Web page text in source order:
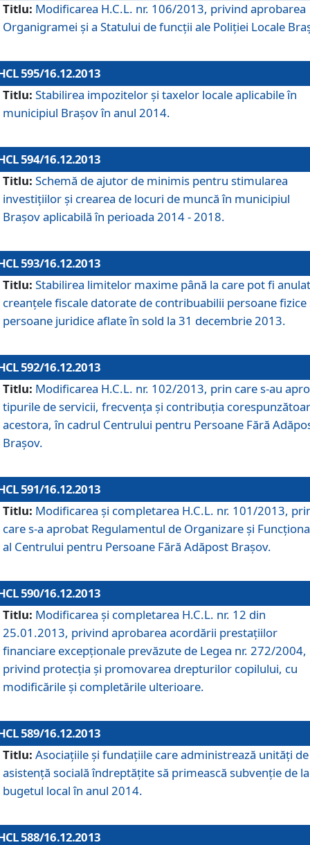
Titlu: Modificarea H.C.L. nr. 106/2013, privind aprobarea
Organigramei şi a Statului de funcţii ale Poliţiei Locale
595/16.12.2013
Titlu: Stabilirea impozitelor şi taxelor locale aplicabile în
municipiul Braşov în anul 2014.
594/16.12.2013
Titlu: Schemă de ajutor de minimis pentru stimularea
investiţiilor şi crearea de locuri de muncă în municipiul
Braşov aplicabilă în perioada 2014 - 2018.
593/16.12.2013
Titlu: Stabilirea limitelor maxime până la care pot fi
creanţele fiscale datorate de contribuabilii persoane fizice
persoane juridice aflate în sold la 31 decembrie 2013.
592/16.12.2013
Titlu: Modificarea H.C.L. nr. 102/2013, prin care s-au
tipurile de servicii, frecvenţa şi contribuţia
acestora, în cadrul Centrului pentru Persoane Fără
Braşov.
591/16.12.2013
Titlu: Modificarea şi completarea H.C.L. nr. 101/2013,
care s-a aprobat Regulamentul de Organizare şi
al Centrului pentru Persoane Fără Adăpost Braşov.
590/16.12.2013
Titlu: Modificarea şi completarea H.C.L. nr. 12 din
25.01.2013, privind aprobarea acordării prestaţiilor
financiare excepţionale prevăzute de Legea nr. 272/2004,
privind protecţia şi promovarea drepturilor copilului, cu
modificările şi completările ulterioare.
589/16.12.2013
Titlu: Asociaţiile şi fundaţiile care administrează unităţi de
asistenţă socială îndreptăţite să primească subvenţie de la
bugetul local în anul 2014.
588/16.12.2013